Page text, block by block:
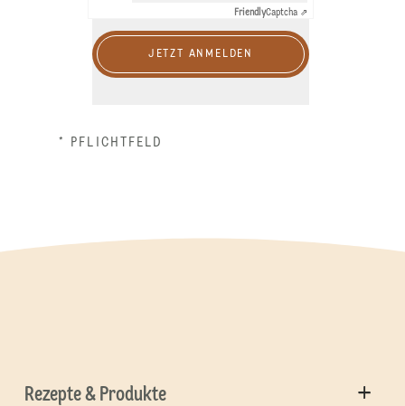
FriendlyCaptcha ⇗
JETZT ANMELDEN
* PFLICHTFELD
Rezepte & Produkte